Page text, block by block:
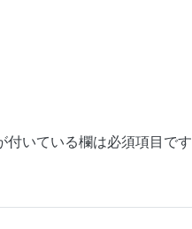
付いている欄は必須項目です